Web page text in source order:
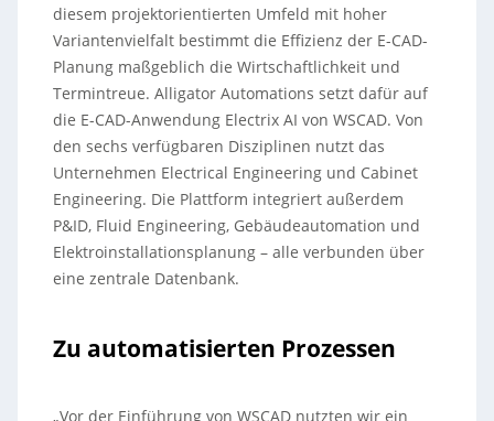
diesem projektorientierten Umfeld mit hoher
Variantenvielfalt bestimmt die Effizienz der E-CAD-
Planung maßgeblich die Wirtschaftlichkeit und
Termintreue. Alligator Automations setzt dafür auf
die E-CAD-Anwendung Electrix AI von WSCAD. Von
den sechs verfügbaren Disziplinen nutzt das
Unternehmen Electrical Engineering und Cabinet
Engineering. Die Plattform integriert außerdem
P&ID, Fluid Engineering, Gebäudeautomation und
Elektroinstallationsplanung – alle verbunden über
eine zentrale Datenbank.
Zu automatisierten Prozessen
„Vor der Einführung von WSCAD nutzten wir ein